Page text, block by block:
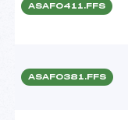
ASAF0411.FFS
ASAF0381.FFS